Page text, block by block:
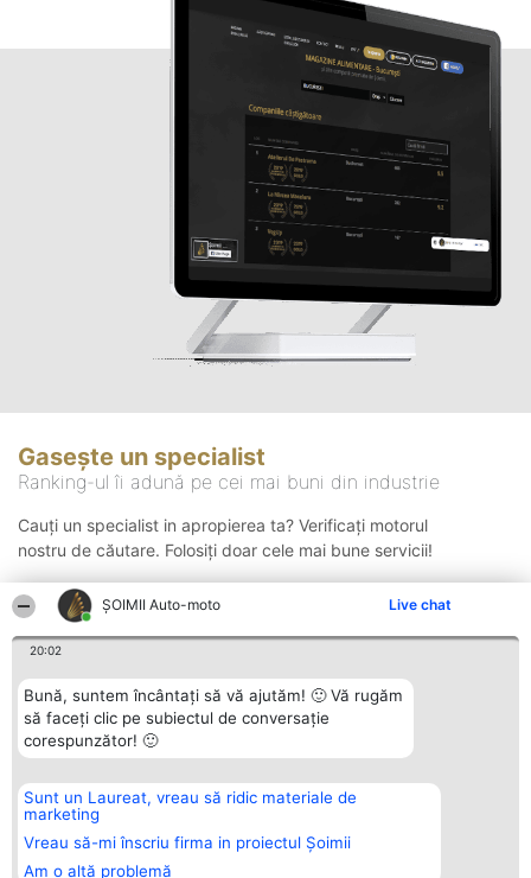
ȘOIMII Auto-moto Live chat
20:02
Bună, suntem încântați să vă ajutăm! 🙂 Vă rugăm
să faceți clic pe subiectul de conversație
corespunzător! 🙂
Sunt un Laureat, vreau să ridic materiale de
marketing
Vreau să-mi înscriu firma in proiectul Șoimii
Am o altă problemă
Gasește un specialist
Ranking-ul îi adună pe cei mai buni din industrie
Cauți un specialist in apropierea ta? Verificați motorul
nostru de căutare. Folosiți doar cele mai bune servicii!
Organizator Ranking
BRIGHT SOLUTIONS BR SRL
Aleea Timisul De Sus 2 Bl. A30
Sc. A Et. 4 Ap. 13 Cod 061952
București
Plebiscyt
Lista Tuturor
Laureaților
Contact